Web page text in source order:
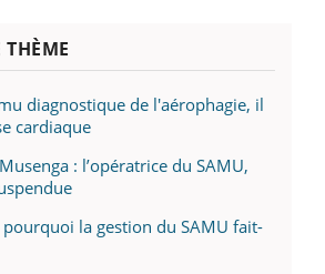
THÈME
diagnostique de l'aérophagie, il
cardiaque
: l’opératrice du SAMU,
la gestion du SAMU fait-